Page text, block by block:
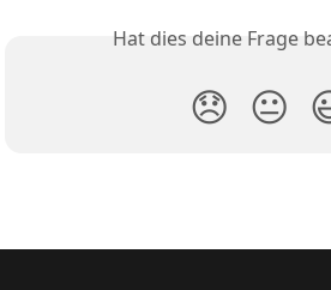
Hat dies deine Frage
😞 😐